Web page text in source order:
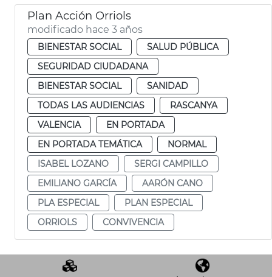
Plan Acción Orriols
modificado hace 3 años
BIENESTAR SOCIAL
SALUD PÚBLICA
SEGURIDAD CIUDADANA
BIENESTAR SOCIAL
SANIDAD
TODAS LAS AUDIENCIAS
RASCANYA
VALENCIA
EN PORTADA
EN PORTADA TEMÁTICA
NORMAL
ISABEL LOZANO
SERGI CAMPILLO
EMILIANO GARCÍA
AARÓN CANO
PLA ESPECIAL
PLAN ESPECIAL
ORRIOLS
CONVIVENCIA